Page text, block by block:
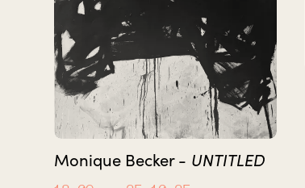
Monique Becker - UNTITLED